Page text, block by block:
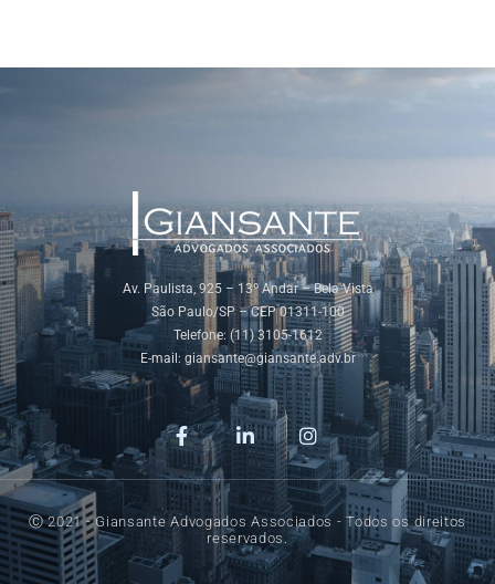
Av. Paulista, 925 – 13º Andar – Bela Vista
São Paulo/SP – CEP 01311-100
Telefone: (11) 3105-1612
E-mail: giansante@giansante.adv.br
Ⓒ 2021 - Giansante Advogados Associados - Todos os direitos
reservados.